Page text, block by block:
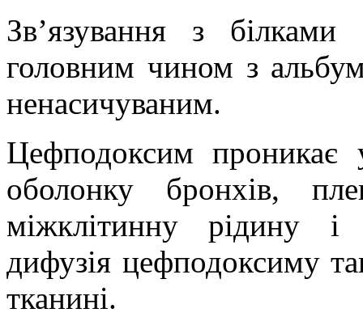
Зв’язування з
головним чином з
ненасичуваним.
Цефподоксим проникає
оболонку бронхів,
міжклітинну рідину
дифузія цефподоксиму
тканині.